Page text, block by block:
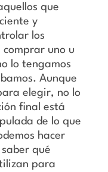
que
y
los
comprar uno u
lo tengamos
Aunque
elegir, no lo
final está
de lo que
hacer
qué
para